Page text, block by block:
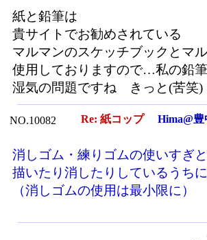
紙と鉛筆は
貴サイトでお勧めされている
マルマンのスケッチブックとマ
使用しておりますので…私の鉛
湿気の問題ですね きっと(苦笑)
NO.10082 Re: 紙コップ Hima@豊
消しゴム・練りゴムの使いすぎ
描いたり消したりしているうち
（消しゴムの使用は最小限に）